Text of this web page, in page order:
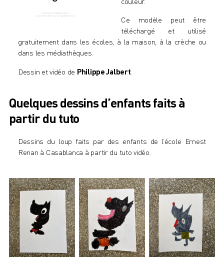
Ce modèle peut être
téléchargé et utilisé
gratuitement dans les écoles, à la maison, à la crèche ou
dans les médiathèques.
Dessin et vidéo de Philippe Jalbert
Quelques dessins d’enfants faits à
partir du tuto
Dessins du loup faits par des enfants de l’école Ernest
Renan à Casablanca à partir du tuto vidéo.